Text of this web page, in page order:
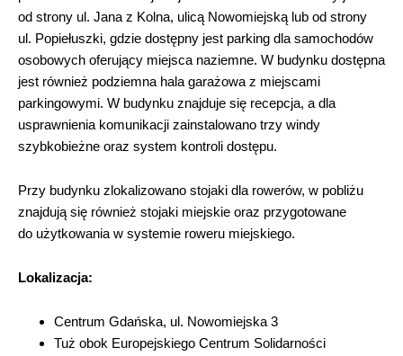
od strony ul. Jana z Kolna, ulicą Nowomiejską lub od strony
ul. Popiełuszki, gdzie dostępny jest parking dla samochodów
osobowych oferujący miejsca naziemne. W budynku dostępna
jest również podziemna hala garażowa z miejscami
parkingowymi. W budynku znajduje się recepcja, a dla
usprawnienia komunikacji zainstalowano trzy windy
szybkobieżne oraz system kontroli dostępu.
Przy budynku zlokalizowano stojaki dla rowerów, w pobliżu
znajdują się również stojaki miejskie oraz przygotowane
do użytkowania w systemie roweru miejskiego.
Lokalizacja:
Centrum Gdańska, ul. Nowomiejska 3
Tuż obok Europejskiego Centrum Solidarności